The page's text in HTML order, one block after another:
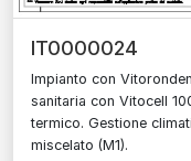
IT0000024
Impianto con
sanitaria con Vitocell
termico. Gestione
miscelato (M1).